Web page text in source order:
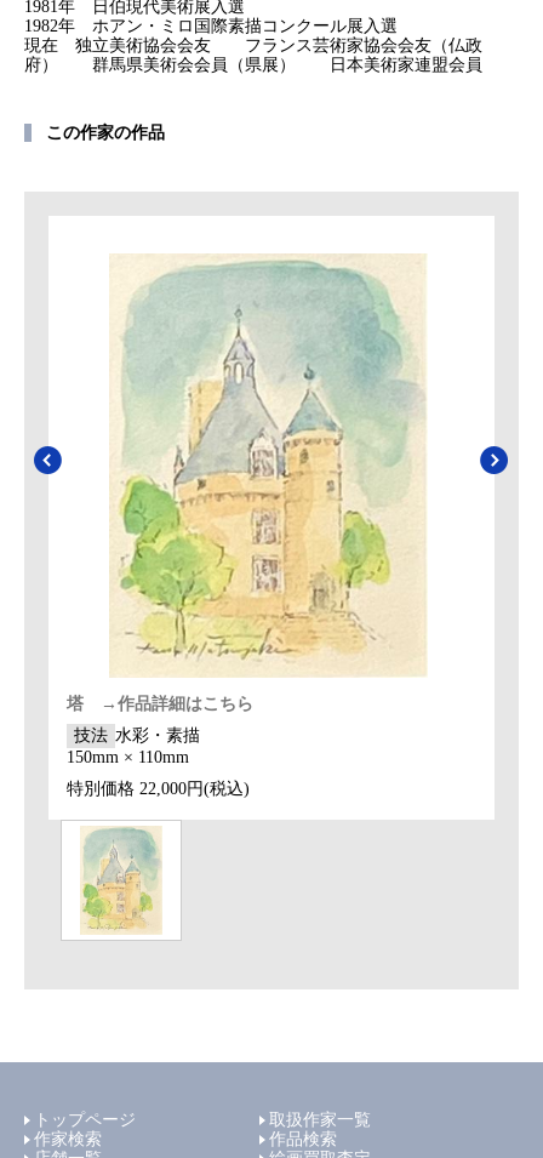
1981年 日伯現代美術展入選
1982年 ホアン・ミロ国際素描コンクール展入選
現在 独立美術協会会友 フランス芸術家協会会友（仏政
府） 群馬県美術会会員（県展） 日本美術家連盟会員
この作家の作品
塔 →作品詳細はこちら
技法 水彩・素描
150mm × 110mm
特別価格 22,000円(税込)
トップページ
取扱作家一覧
作家検索
作品検索